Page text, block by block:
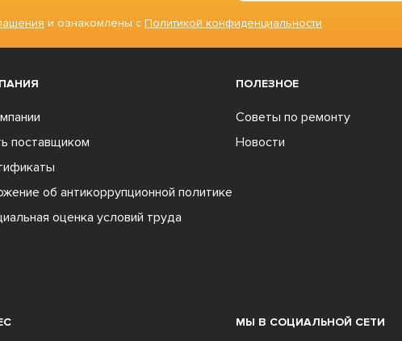
и ознакомлены с Политикой конфиденциальности
поставщиком
об антикоррупционной политике
оценка условий труда
ПОЛЕЗНОЕ
Советы по ремонту
Новости
МЫ В СОЦИАЛЬНОЙ СЕТИ